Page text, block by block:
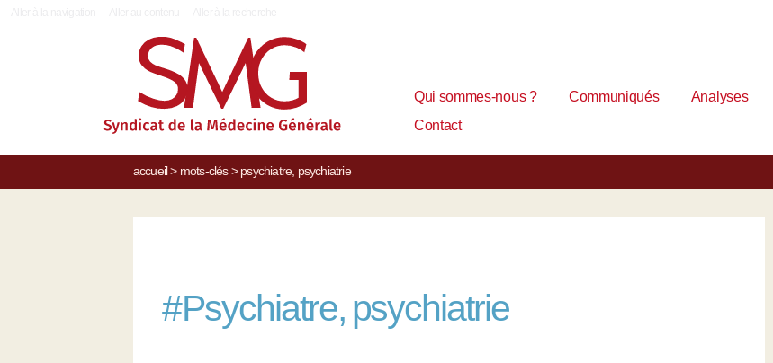
Qui sommes-nous ? Communiqués Analyses
Contact
accueil> mots-clés> psychiatre, psychiatrie
#Psychiatre, psychiatrie